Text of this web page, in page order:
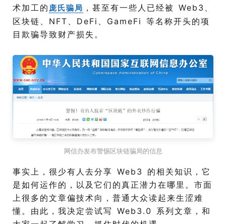
术加工的 庞氏骗局 ，甚至有一些人已经被 Web3、
区块链、NFT、DeFi、GameFi 等名称开头的项
目欺骗导致财产损失。
网信办发布警惕区块链骗局的信息
事实上，很少有人去分享 Web3 的相关知识，它
是如何运作的，以及它们的真正潜力在哪里。市面
上很多的文章偏技术向，普通大众读起来生涩难
懂。由此，我决定尝试写 Web3.0 系列文章，和